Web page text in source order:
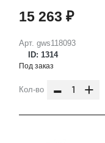
Арт. gws118093
ID: 1314
15 263 ₽
Под заказ
Кол-во - +